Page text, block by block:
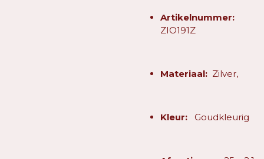
Artikelnummer:
ZIO191Z
Materiaal: Zilver,
Kleur:Goudkleurig